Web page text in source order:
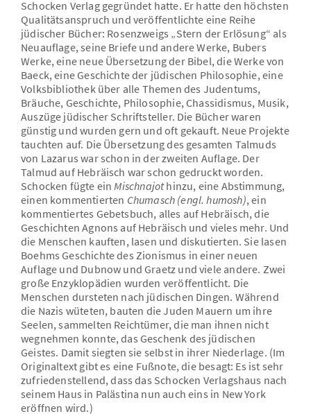
Schocken Verlag gegründet hatte. Er hatte den höchsten
Qualitätsanspruch und veröffentlichte eine Reihe
jüdischer Bücher: Rosenzweigs „Stern der Erlösung“ als
Neuauflage, seine Briefe und andere Werke, Bubers
Werke, eine neue Übersetzung der Bibel, die Werke von
Baeck, eine Geschichte der jüdischen Philosophie, eine
Volksbibliothek über alle Themen des Judentums,
Bräuche, Geschichte, Philosophie, Chassidismus, Musik,
Auszüge jüdischer Schriftsteller. Die Bücher waren
günstig und wurden gern und oft gekauft. Neue Projekte
tauchten auf. Die Übersetzung des gesamten Talmuds
von Lazarus war schon in der zweiten Auflage. Der
Talmud auf Hebräisch war schon gedruckt worden.
Schocken fügte einMischnajothinzu, eine Abstimmung,
einen kommentierten Chumasch (engl. humosh), ein
kommentiertes Gebetsbuch, alles auf Hebräisch, die
Geschichten Agnons auf Hebräisch und vieles mehr. Und
die Menschen kauften, lasen und diskutierten. Sie lasen
Boehms Geschichte des Zionismus in einer neuen
Auflage und Dubnow und Graetz und viele andere. Zwei
große Enzyklopädien wurden veröffentlicht. Die
Menschen dursteten nach jüdischen Dingen. Während
die Nazis wüteten, bauten die Juden Mauern um ihre
Seelen, sammelten Reichtümer, die man ihnen nicht
wegnehmen konnte, das Geschenk des jüdischen
Geistes. Damit siegten sie selbst in ihrer Niederlage. (Im
Originaltext gibt es eine Fußnote, die besagt: Es ist sehr
zufriedenstellend, dass das Schocken Verlagshaus nach
seinem Haus in Palästina nun auch eins in New York
eröffnen wird.)